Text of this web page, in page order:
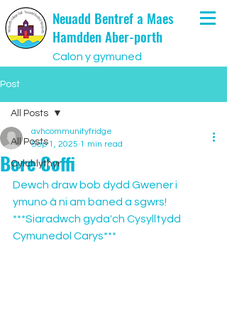
Neuadd Bentref a Maes
Hamdden Aber-porth
Calon y gymuned
Post
All Posts
Cylchlythyr
All Posts
Bore Coffi
avhcommunityfridge
Sep 1, 2025 1 min read
Dewch draw bob dydd Gwener i
ymuno â ni am baned a sgwrs!
***Siaradwch gyda'ch Cysylltydd
Cymunedol Carys***